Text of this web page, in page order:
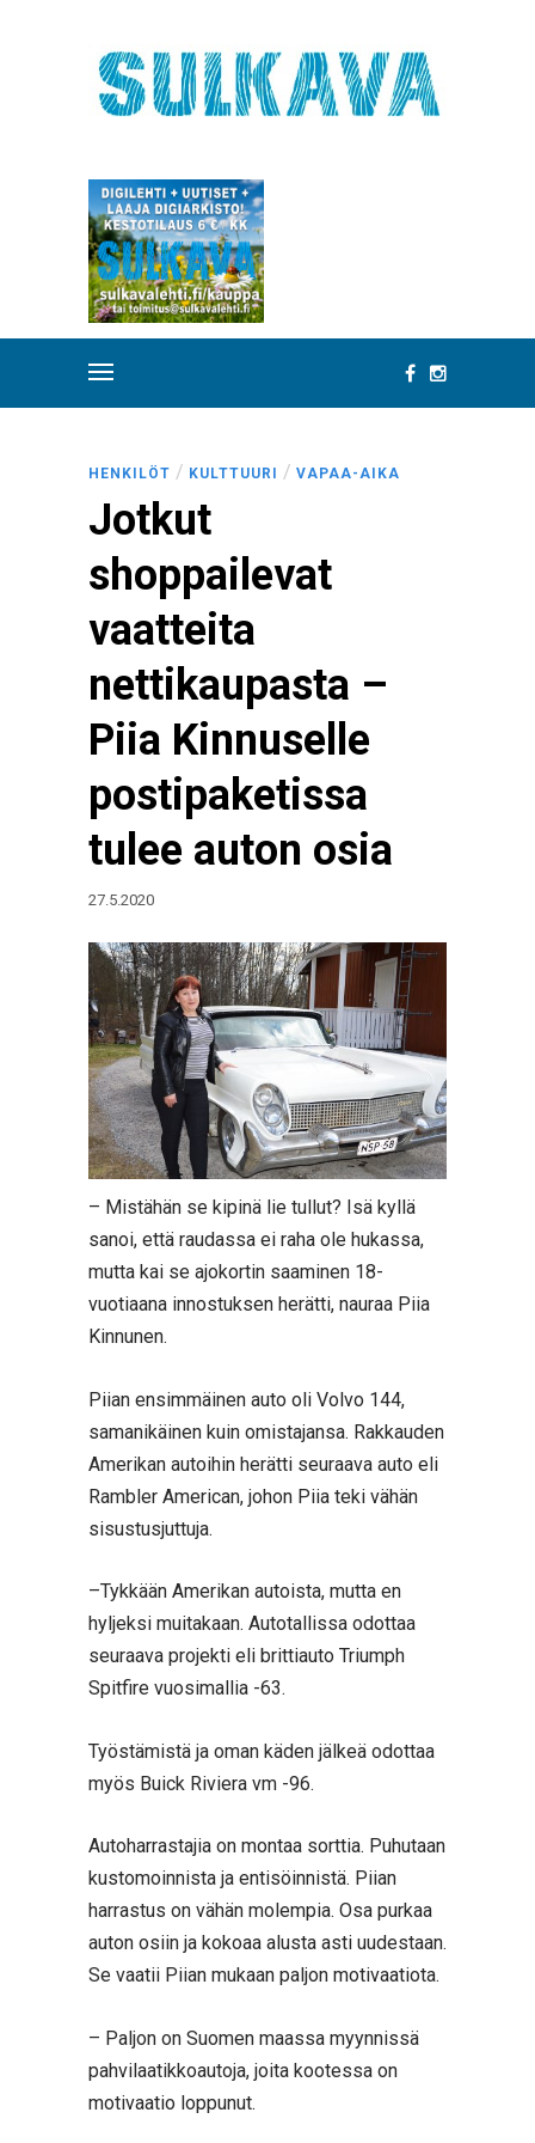
HENKILÖT / KULTTUURI / VAPAA-AIKA
Jotkut
shoppailevat
vaatteita
nettikaupasta –
Piia Kinnuselle
postipaketissa
tulee auton osia
27.5.2020
– Mistähän se kipinä lie tullut? Isä kyllä
sanoi, että raudassa ei raha ole hukassa,
mutta kai se ajokortin saaminen 18-
vuotiaana innostuksen herätti, nauraa Piia
Kinnunen.
Piian ensimmäinen auto oli Volvo 144,
samanikäinen kuin omistajansa. Rakkauden
Amerikan autoihin herätti seuraava auto eli
Rambler American, johon Piia teki vähän
sisustusjuttuja.
–Tykkään Amerikan autoista, mutta en
hyljeksi muitakaan. Autotallissa odottaa
seuraava projekti eli brittiauto Triumph
Spitfire vuosimallia -63.
Työstämistä ja oman käden jälkeä odottaa
myös Buick Riviera vm -96.
Autoharrastajia on montaa sorttia. Puhutaan
kustomoinnista ja entisöinnistä. Piian
harrastus on vähän molempia. Osa purkaa
auton osiin ja kokoaa alusta asti uudestaan.
Se vaatii Piian mukaan paljon motivaatiota.
– Paljon on Suomen maassa myynnissä
pahvilaatikkoautoja, joita kootessa on
motivaatio loppunut.